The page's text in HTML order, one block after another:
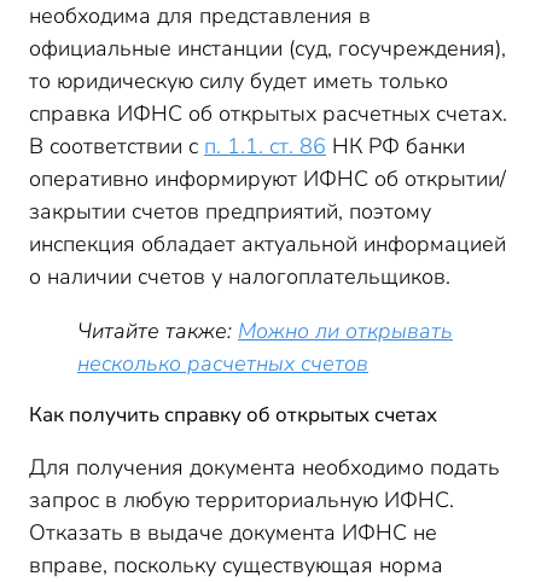
необходима для представления в
официальные инстанции (суд, госучреждения),
то юридическую силу будет иметь только
справка ИФНС об открытых расчетных счетах.
В соответствии с п. 1.1. ст. 86 НК РФ банки
оперативно информируют ИФНС об открытии/
закрытии счетов предприятий, поэтому
инспекция обладает актуальной информацией
о наличии счетов у налогоплательщиков.
Читайте также: Можно ли открывать
несколько расчетных счетов
Как получить справку об открытых счетах
Для получения документа необходимо подать
запрос в любую территориальную ИФНС.
Отказать в выдаче документа ИФНС не
вправе, поскольку существующая норма